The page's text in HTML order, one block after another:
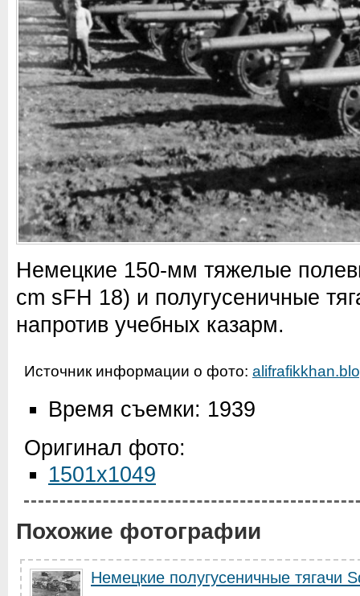
Немецкие 150-мм тяжелые
cm sFH 18) и полугусеничные
напротив учебных казарм.
Источник информации о фото:
Время съемки: 1939
Оригинал фото:
1501x1049
Похожие фотографии
Немецкие полугусеничные тягачи